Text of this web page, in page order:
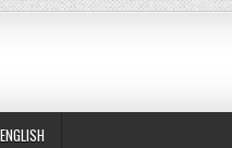
ENGLISH